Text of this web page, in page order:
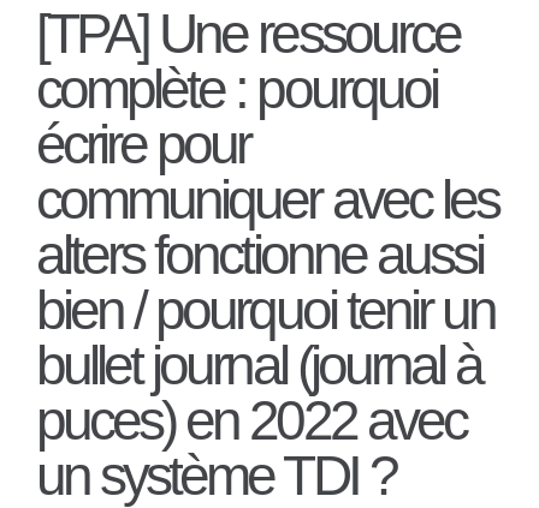
[TPA] Une ressource
complète : pourquoi
écrire pour
communiquer avec les
alters fonctionne aussi
bien / pourquoi tenir un
bullet journal (journal à
puces) en 2022 avec
un système TDI ?